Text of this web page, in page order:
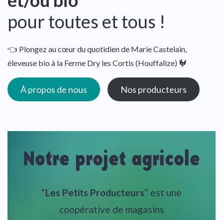
pour toutes et tous !
👈 Plongez au cœur du quotidien de Marie Castelain,
éleveuse bio à la Ferme Dry les Cortis (Houffalize) 🐓
À propos de nous Nos producteurs
Notre projet agricole
“Les Petits Producteurs” est une
coopérative de magasins